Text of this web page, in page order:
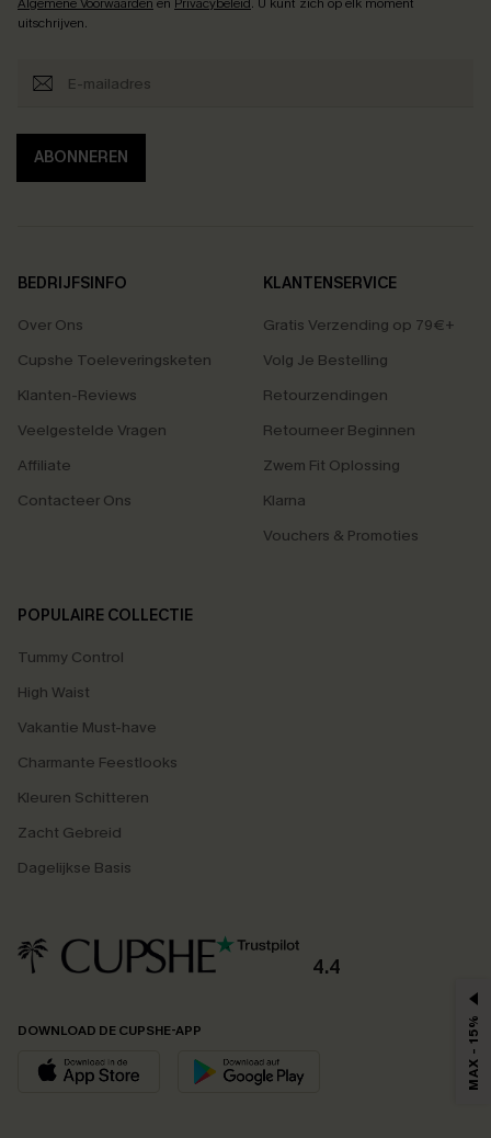
uitschrijven.
ABONNEREN
BEDRIJFSINFO
Over Ons
Cupshe Toeleveringsketen
Klanten-Reviews
Veelgestelde Vragen
Affiliate
Contacteer Ons
KLANTENSERVICE
Gratis Verzending op 79€+
Volg Je Bestelling
Retourzendingen
Retourneer Beginnen
Zwem Fit Oplossing
Klarna
Vouchers & Promoties
POPULAIRE COLLECTIE
Tummy Control
High Waist
Vakantie Must-have
Charmante Feestlooks
Kleuren Schitteren
Zacht Gebreid
Dagelijkse Basis
4.4
DOWNLOAD DE CUPSHE-APP MAX - 15%